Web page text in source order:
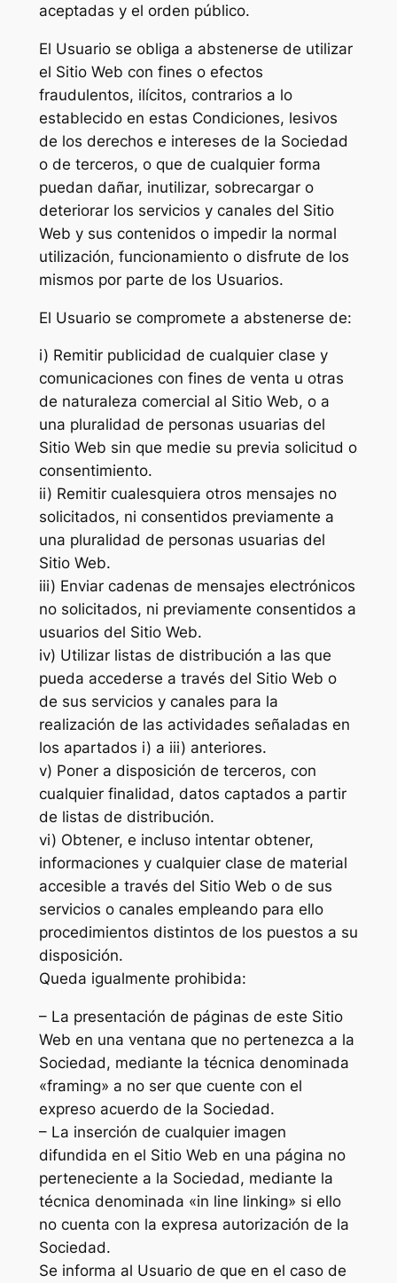
aceptadas y el orden público.
El Usuario se obliga a abstenerse de utilizar
el Sitio Web con fines o efectos
fraudulentos, ilícitos, contrarios a lo
establecido en estas Condiciones, lesivos
de los derechos e intereses de la Sociedad
o de terceros, o que de cualquier forma
puedan dañar, inutilizar, sobrecargar o
deteriorar los servicios y canales del Sitio
Web y sus contenidos o impedir la normal
utilización, funcionamiento o disfrute de los
mismos por parte de los Usuarios.
El Usuario se compromete a abstenerse de:
i) Remitir publicidad de cualquier clase y
comunicaciones con fines de venta u otras
de naturaleza comercial al Sitio Web, o a
una pluralidad de personas usuarias del
Sitio Web sin que medie su previa solicitud o
consentimiento.
ii) Remitir cualesquiera otros mensajes no
solicitados, ni consentidos previamente a
una pluralidad de personas usuarias del
Sitio Web.
iii) Enviar cadenas de mensajes electrónicos
no solicitados, ni previamente consentidos a
usuarios del Sitio Web.
iv) Utilizar listas de distribución a las que
pueda accederse a través del Sitio Web o
de sus servicios y canales para la
realización de las actividades señaladas en
los apartados i) a iii) anteriores.
v) Poner a disposición de terceros, con
cualquier finalidad, datos captados a partir
de listas de distribución.
vi) Obtener, e incluso intentar obtener,
informaciones y cualquier clase de material
accesible a través del Sitio Web o de sus
servicios o canales empleando para ello
procedimientos distintos de los puestos a su
disposición.
Queda igualmente prohibida:
– La presentación de páginas de este Sitio
Web en una ventana que no pertenezca a la
Sociedad, mediante la técnica denominada
«framing» a no ser que cuente con el
expreso acuerdo de la Sociedad.
– La inserción de cualquier imagen
difundida en el Sitio Web en una página no
perteneciente a la Sociedad, mediante la
técnica denominada «in line linking» si ello
no cuenta con la expresa autorización de la
Sociedad.
Se informa al Usuario de que en el caso de